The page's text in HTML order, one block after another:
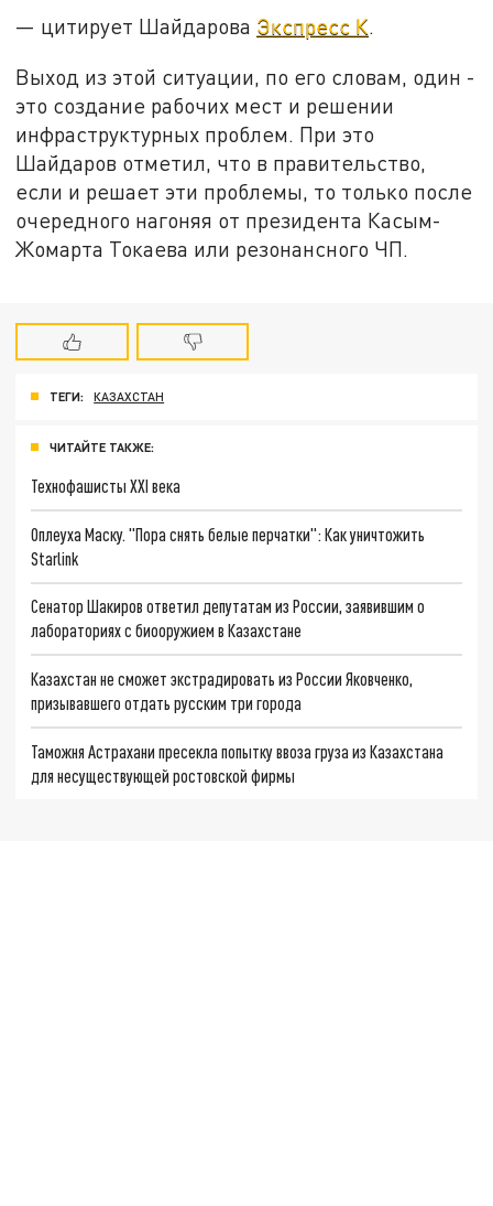
— цитирует Шайдарова Экспресс К.
Выход из этой ситуации, по его словам, один -
это создание рабочих мест и решении
инфраструктурных проблем. При это
Шайдаров отметил, что в правительство,
если и решает эти проблемы, то только после
очередного нагоняя от президента Касым-
Жомарта Токаева или резонансного ЧП.
ТЕГИ: КАЗАХСТАН
ЧИТАЙТЕ ТАКЖЕ:
Технофашисты XXI века
Оплеуха Маску. "Пора снять белые перчатки": Как уничтожить
Starlink
Сенатор Шакиров ответил депутатам из России, заявившим о
лабораториях с биооружием в Казахстане
Казахстан не сможет экстрадировать из России Яковченко,
призывавшего отдать русским три города
Таможня Астрахани пресекла попытку ввоза груза из Казахстана
для несуществующей ростовской фирмы